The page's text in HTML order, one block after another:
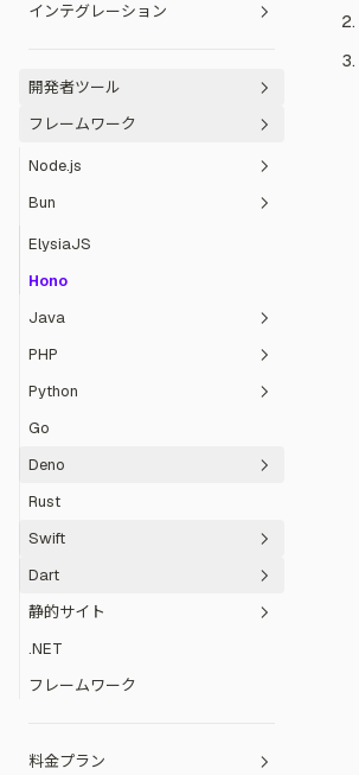
Emergent からのインポート
Gemini Canvas から Chrome 拡張
Chrome 拡張機能
VS Code / Cursor 拡張機能
ビルドスペック
イメージ参照の更新
ドメイン登録
Gateway
バックアップと復元
登録者プロファイル
クォータと超過課金
APIキー管理
Webhook設定
インストールスクリプト詳細
セス
アンインストール
Zeabur テンプレートカタログ
テンプレートから Git リポジトリを
インテグレーション
概要
クイックスタート
AI IDEの接続
使用量と請求
開発者ツール
CLI
Claude Code Skills
オープン API
API キー
WebSocket 接続ガイド
フレームワーク
Node.js
Astro
エクスプレス
NestJS
Next.js
Nue
Nuxt
Qwikプロジェクトのデプロイ
Remix
Svelte Kitのデプロイ
Umi
Vite
Waku
Bun
ElysiaJS
Hono
Java
Spring Boot
PHP
Laravel
Symfony
Python
Django
Flask
Reflex
Go
Deno
フレッシュ
TypeScript
Rust
Swift
Vapor
Dart
Flutter
静的サイト
Hugo
MkDocs
.NET
フレームワーク
料金プラン